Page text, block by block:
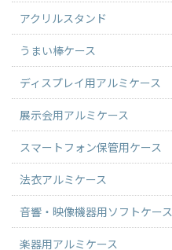
アクリルスタンド
うまい棒ケース
ディスプレイ用アルミケース
展示会用アルミケース
スマートフォン保管用ケース
法衣アルミケース
音響・映像機器用ソフトケース
楽器用アルミケース